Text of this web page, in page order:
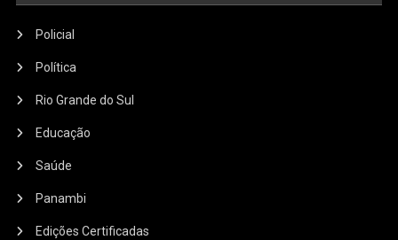
Policial
Política
Rio Grande do Sul
Educação
Saúde
Panambi
Edições Certificadas